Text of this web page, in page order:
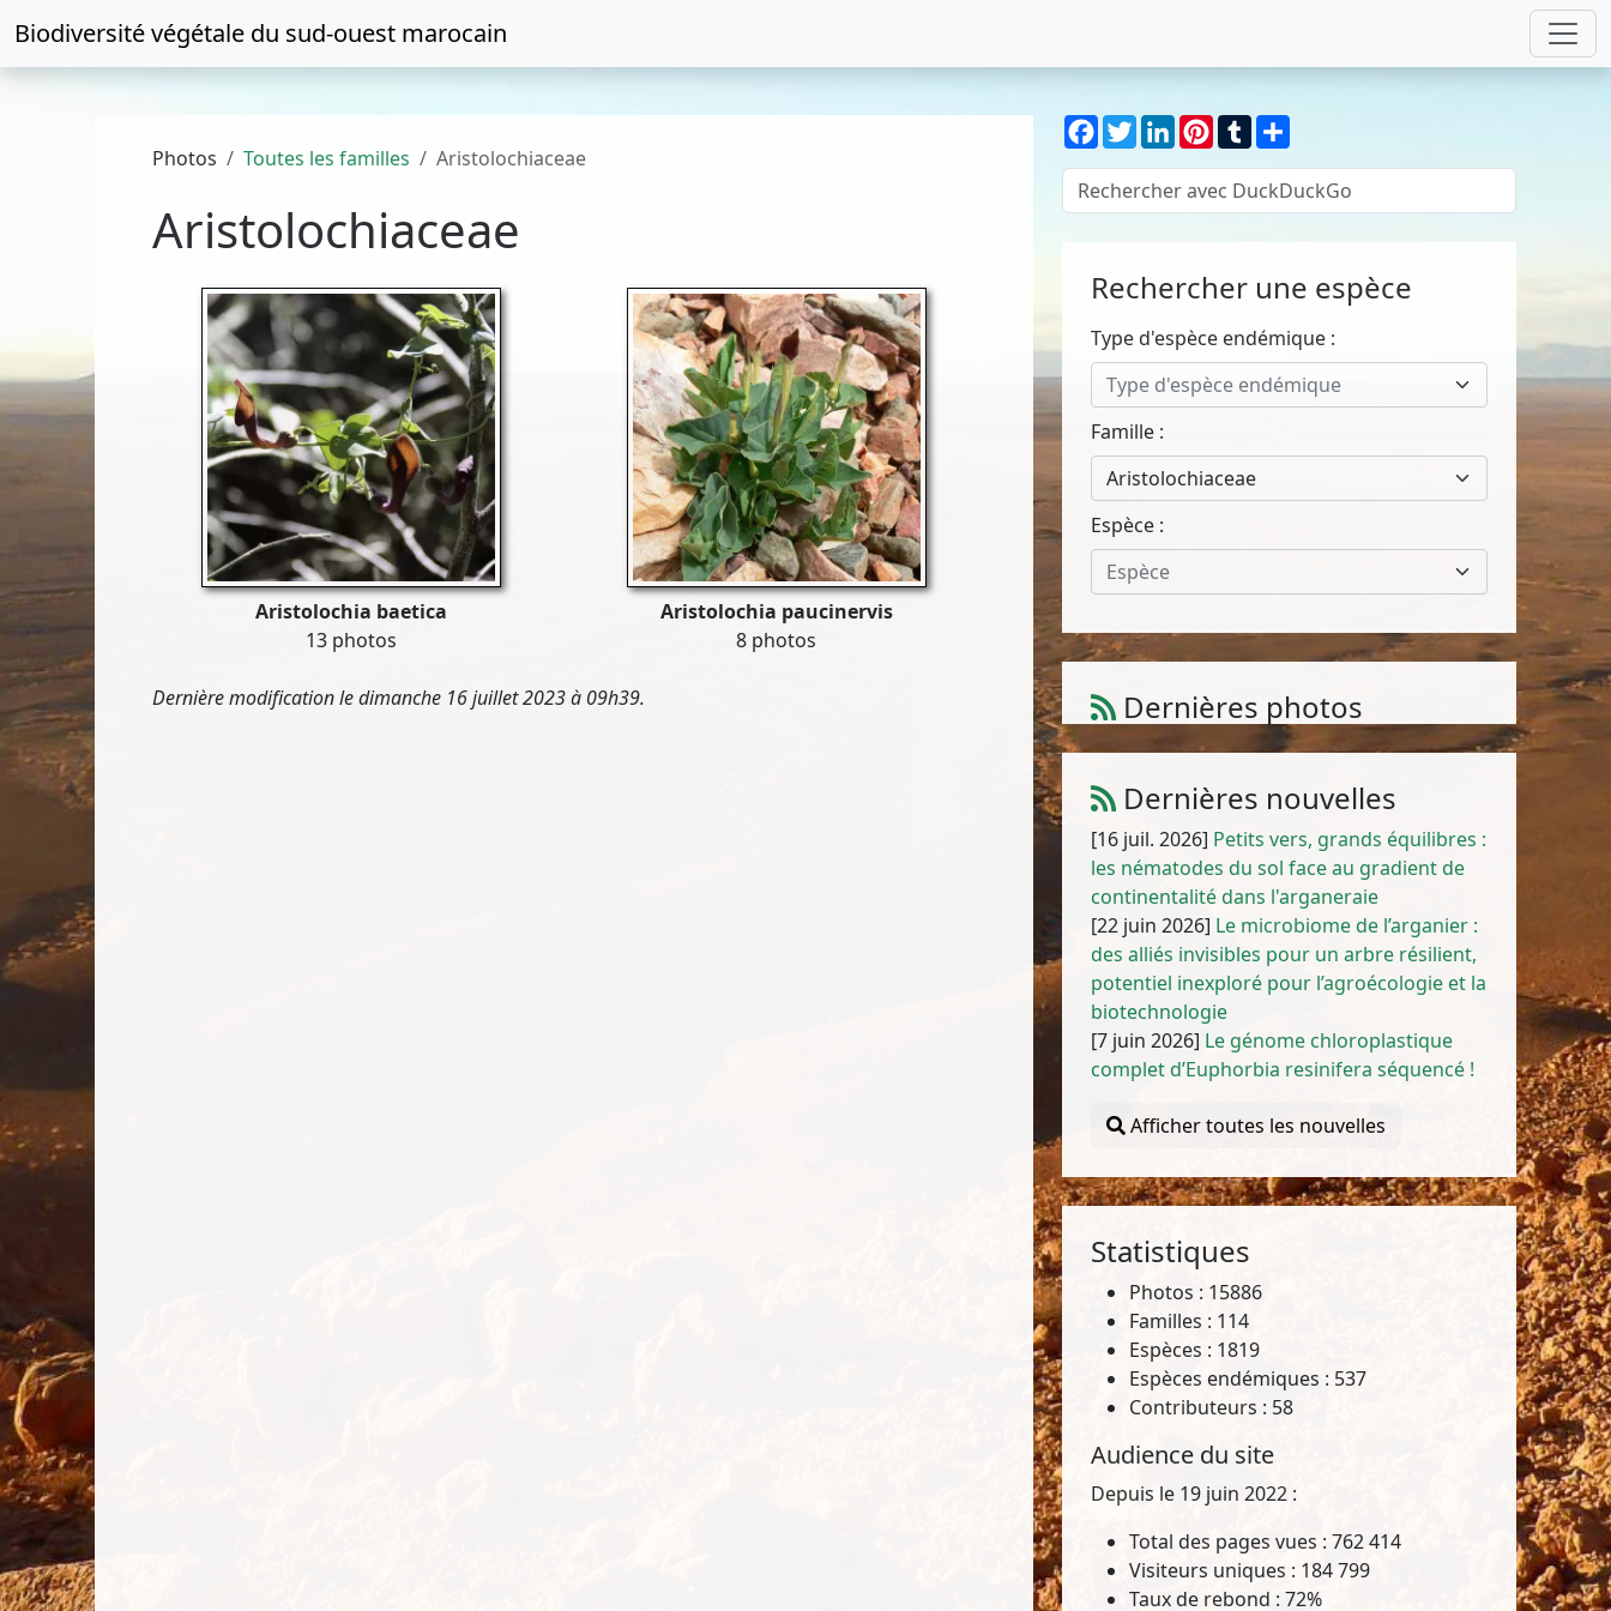
Biodiversité végétale du sud-ouest marocain
Photos Toutes les familles Aristolochiaceae
Aristolochiaceae
Aristolochia baetica
13 photos
Aristolochia paucinervis
8 photos
Dernière modification le dimanche 16 juillet 2023 à 09h39.
Facebook
TwitterLinkedInPinterest
TumblrPartager
Rechercher une espèce
Type d'espèce endémique :
Type d'espèce endémique
Famille :
Aristolochiaceae
Espèce :
Espèce
Dernières photos
Atriplex parvifolia Lowe
Dernières nouvelles
[16 juil. 2026] Petits vers, grands équilibres :
les nématodes du sol face au gradient de
continentalité dans l'arganeraie
[22 juin 2026] Le microbiome de l’arganier :
des alliés invisibles pour un arbre résilient,
potentiel inexploré pour l’agroécologie et la
biotechnologie
[7 juin 2026] Le génome chloroplastique
complet d’Euphorbia resinifera séquencé !
Afficher toutes les nouvelles
Statistiques
Photos : 15886
Familles : 114
Espèces : 1819
Espèces endémiques : 537
Contributeurs : 58
Audience du site
Depuis le 19 juin 2022 :
Total des pages vues : 762 414
Visiteurs uniques : 184 799
Taux de rebond : 72%